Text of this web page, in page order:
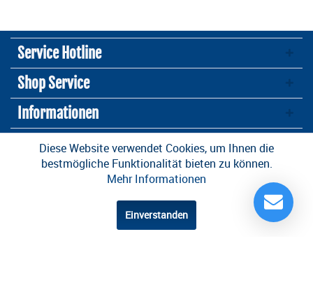
Service Hotline
Shop Service
Informationen
Newsletter
* Alle Preise inkl. gesetzl. Mehrwertsteuer zzgl.Versandkosten
und ggf.
Nachnahmegebühren, wenn nicht anders beschrieben
Design und Entwicklung durch die
Diese Website verwendet Cookies, um Ihnen die
bestmögliche Funktionalität bieten zu können.
Mehr Informationen
Einverstanden